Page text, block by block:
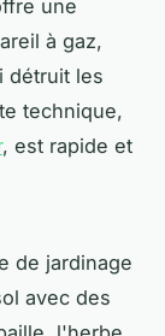
une
à gaz,
détruit les
technique,
, est rapide et
de jardinage
avec des